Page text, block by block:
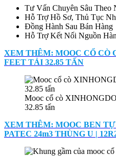
Tư Vấn Chuyên Sâu Theo
Hỗ Trợ Hồ Sơ, Thủ Tục
Đồng Hành Sau Bán Hàng
Hỗ Trợ Kết Nối Nguồn
XEM THÊM: MOOC CỔ CÒ
FEET TẢI 32.85 TẤN
Mooc cổ cò
32.85 tấn
XEM THÊM: MOOC BEN
PATEC 24m3 THÙNG U |